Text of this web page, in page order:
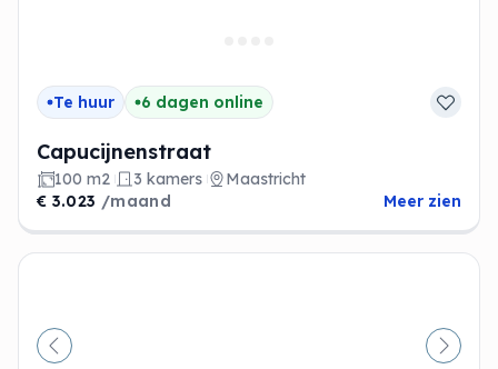
Te huur 6 dagen online
Capucijnenstraat
100 m2 3 kamers
Maastricht
€ 3.023 /maand Meer zien
Vorige